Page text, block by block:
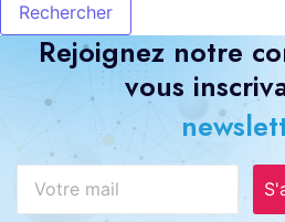
Rejoignez notre
vous